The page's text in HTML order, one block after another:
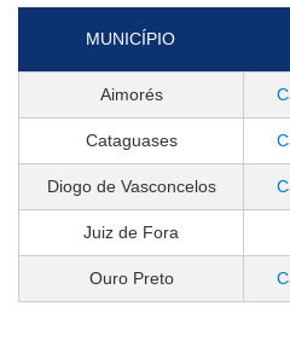
MUNICÍPIO
Aimorés
Cataguases
Diogo de Vasconcelos
Juiz de Fora
Ouro Preto